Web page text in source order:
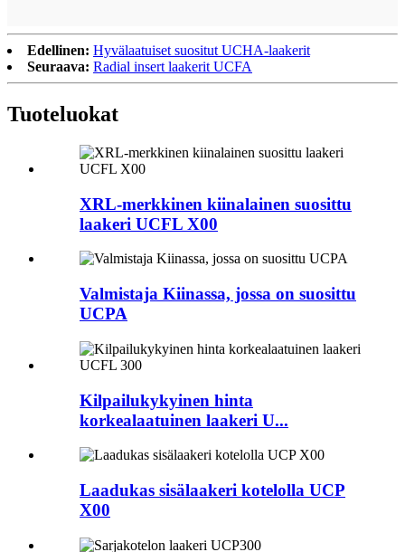
Edellinen: Hyvälaatuiset suositut UCHA-laakerit
Seuraava: Radial insert laakerit UCFA
Tuoteluokat
XRL-merkkinen kiinalainen suosittu
laakeri UCFL X00
Valmistaja Kiinassa, jossa on suosittu
UCPA
Kilpailukykyinen hinta
korkealaatuinen laakeri U...
Laadukas sisälaakeri kotelolla UCP
X00